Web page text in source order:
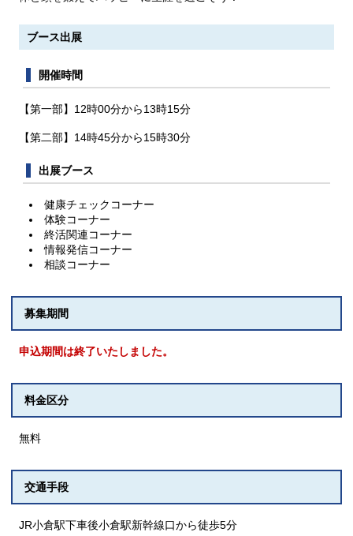
ブース出展
開催時間
【第一部】12時00分から13時15分
【第二部】14時45分から15時30分
出展ブース
健康チェックコーナー
体験コーナー
終活関連コーナー
情報発信コーナー
相談コーナー
募集期間
申込期間は終了いたしました。
料金区分
無料
交通手段
JR小倉駅下車後小倉駅新幹線口から徒歩5分